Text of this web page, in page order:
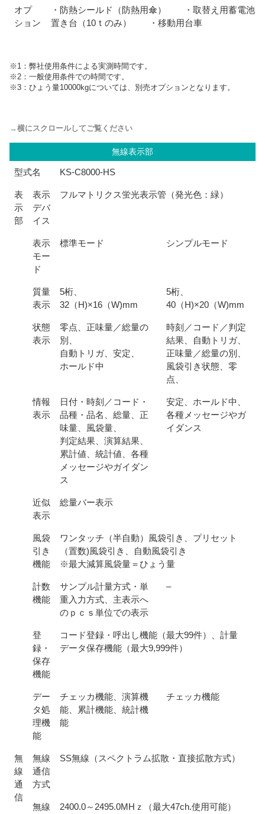
オプ
ション
・防熱シールド（防熱用傘） ・取替え用蓄電
置き台（10ｔのみ） ・移動用台車
※1：弊社使用条件による実測時間です。
※2：一般使用条件での時間です。
※3：ひょう量10000kgについては、別売オプションとなります。
無線表示部
型式名 KS-C8000-HS
表
示
部
表示
デバ
イス
フルマトリクス蛍光表示管（発光色：緑）
表示
モー
ド
標準モード シンプルモード
質量
表示
5桁、
32（H)×16（W)mm
5桁、
40（H)×20（W)mm
状態
表示
零点、正味量／総量の
別、
自動トリガ、安定、
ホールド中
時刻／コード／判定
結果、自動トリガ、
正味量／総量の別、
風袋引き状態、零
点、
情報
表示
日付・時刻／コード・
品種・品名、総量、正
味量、風袋量、
判定結果、演算結果、
累計値、統計値、各種
メッセージやガイダン
ス
安定、ホールド中、
各種メッセージやガ
イダンス
近似
表示
総量バー表示
風袋
引き
機能
ワンタッチ（半自動）風袋引き、プリセット
（置数)風袋引き、自動風袋引き
※最大減算風袋量＝ひょう量
計数
機能
サンプル計量方式・単
重入力方式、主表示へ
のｐｃｓ単位での表示
–
登
録・
保存
機能
コード登録・呼出し機能（最大99件）、計量
データ保存機能（最大9,999件）
デー
タ処
理機
能
チェッカ機能、演算機
能、累計機能、統計機
能
チェッカ機能
無
線
通
信
無線
通信
方式
SS無線（スペクトラム拡散・直接拡散方式）
無線 2400.0～2495.0MHｚ（最大47ch.使用可能）